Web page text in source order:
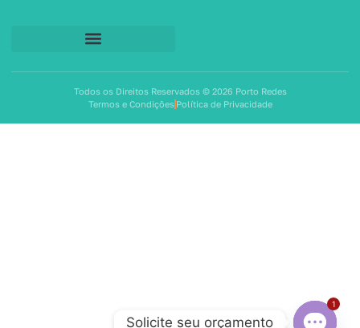
Todos os Direitos Reservados © 2026 Porto Redes
Termos e Condições Política de Privacidade
Solicite seu orçamento
1